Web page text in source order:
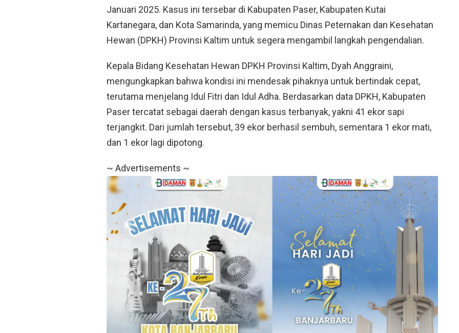
Januari 2025. Kasus ini tersebar di Kabupaten Paser, Kabupaten Kutai
Kartanegara, dan Kota Samarinda, yang memicu Dinas Peternakan dan Kesehatan
Hewan (DPKH) Provinsi Kaltim untuk segera mengambil langkah pengendalian.
Kepala Bidang Kesehatan Hewan DPKH Provinsi Kaltim, Dyah Anggraini,
mengungkapkan bahwa kondisi ini mendesak pihaknya untuk bertindak cepat,
terutama menjelang Idul Fitri dan Idul Adha. Berdasarkan data DPKH, Kabupaten
Paser tercatat sebagai daerah dengan kasus terbanyak, yakni 41 ekor sapi
terjangkit. Dari jumlah tersebut, 39 ekor berhasil sembuh, sementara 1 ekor mati,
dan 1 ekor lagi dipotong.
~ Advertisements ~